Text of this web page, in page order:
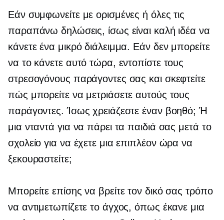
Εάν συμφωνείτε με ορισμένες ή όλες τις
παραπάνω δηλώσεις, ίσως είναι καλή ιδέα να
κάνετε ένα μικρό διάλειμμα. Εάν δεν μπορείτε
να το κάνετε αυτό τώρα, εντοπίστε τους
στρεσογόνους παράγοντες σας και σκεφτείτε
πώς μπορείτε να μετριάσετε αυτούς τους
παράγοντες. Ίσως χρειάζεστε έναν βοηθό; Ή
μια νταντά για να πάρει τα παιδιά σας μετά το
σχολείο για να έχετε μια επιπλέον ώρα να
ξεκουραστείτε;
Μπορείτε επίσης να βρείτε τον δικό σας τρόπο
να αντιμετωπίζετε το άγχος, όπως έκανε μια